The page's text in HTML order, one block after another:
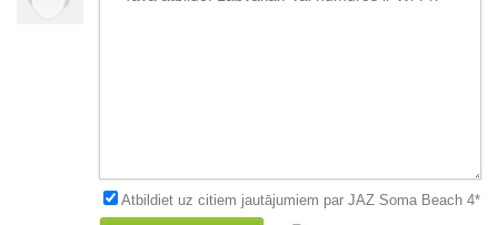
Atbildiet uz citiem jautājumiem par JAZ Soma Beach 4*